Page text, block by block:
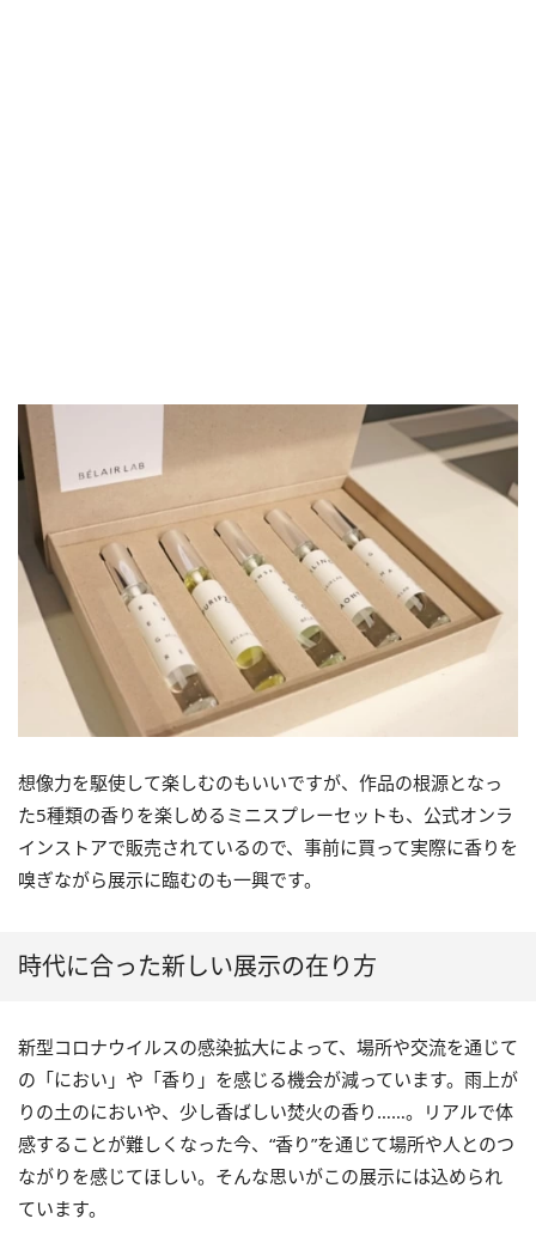
想像力を駆使して楽しむのもいいですが、作品の根源となっ
た5種類の香りを楽しめるミニスプレーセットも、公式オンラ
インストアで販売されているので、事前に買って実際に香りを
嗅ぎながら展示に臨むのも一興です。
時代に合った新しい展示の在り方
新型コロナウイルスの感染拡大によって、場所や交流を通じて
の「におい」や「香り」を感じる機会が減っています。雨上が
りの土のにおいや、少し香ばしい焚火の香り……。リアルで体
感することが難しくなった今、“香り”を通じて場所や人とのつ
ながりを感じてほしい。そんな思いがこの展示には込められ
ています。